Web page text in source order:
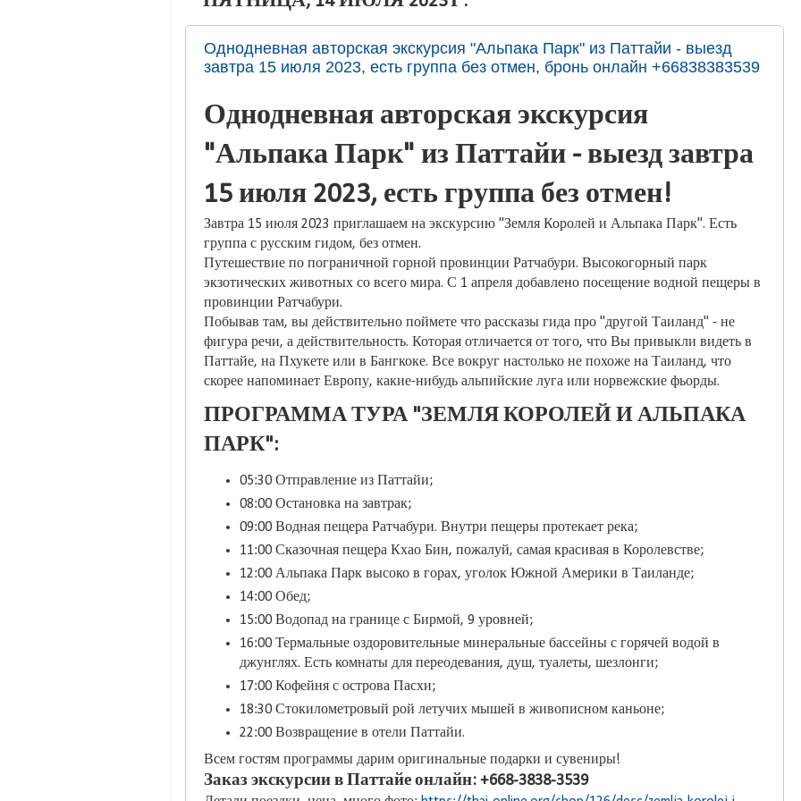
Однодневная авторская экскурсия "Альпака Парк" из Паттайи - выезд
завтра 15 июля 2023, есть группа без отмен, бронь онлайн +66838383539
Однодневная авторская экскурсия
"Альпака Парк" из Паттайи - выезд завтра
15 июля 2023, есть группа без отмен!
Завтра 15 июля 2023 приглашаем на экскурсию "Земля Королей и Альпака Парк". Есть
группа с русским гидом, без отмен.
Путешествие по пограничной горной провинции Ратчабури. Высокогорный парк
экзотических животных со всего мира. С 1 апреля добавлено посещение водной пещеры в
провинции Ратчабури.
Побывав там, вы действительно поймете что рассказы гида про "другой Таиланд" - не
фигура речи, а действительность. Которая отличается от того, что Вы привыкли видеть в
Паттайе, на Пхукете или в Бангкоке. Все вокруг настолько не похоже на Таиланд, что
скорее напоминает Европу, какие-нибудь альпийские луга или норвежские фьорды.
ПРОГРАММА ТУРА "ЗЕМЛЯ КОРОЛЕЙ И АЛЬПАКА
ПАРК":
05:30 Отправление из Паттайи;
08:00 Остановка на завтрак;
09:00 Водная пещера Ратчабури. Внутри пещеры протекает река;
11:00 Сказочная пещера Кхао Бин, пожалуй, самая красивая в Королевстве;
12:00 Альпака Парк высоко в горах, уголок Южной Америки в Таиланде;
14:00 Обед;
15:00 Водопад на границе с Бирмой, 9 уровней;
16:00 Термальные оздоровительные минеральные бассейны с горячей водой в
джунглях. Есть комнаты для переодевания, душ, туалеты, шезлонги;
17:00 Кофейня с острова Пасхи;
18:30 Стокилометровый рой летучих мышей в живописном каньоне;
22:00 Возвращение в отели Паттайи.
Всем гостям программы дарим оригинальные подарки и сувениры!
Заказ экскурсии в Паттайе онлайн: +668-3838-3539